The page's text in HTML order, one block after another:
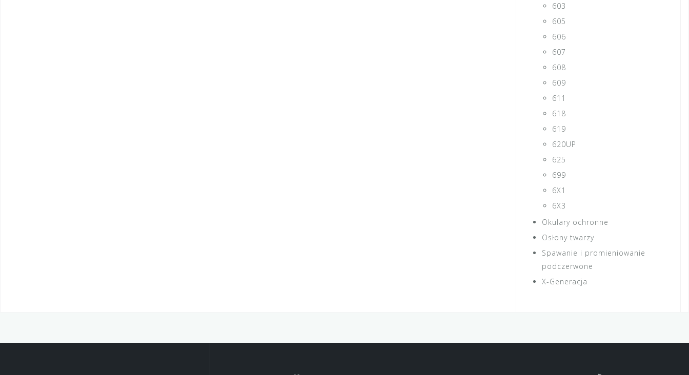
603
605
606
607
608
609
611
618
619
620UP
625
699
6X1
6X3
Okulary ochronne
Osłony twarzy
Spawanie i promieniowanie
podczerwone
X-Generacja